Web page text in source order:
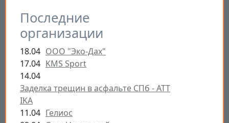
Последние
организации
18.04 ООО "Эко-Дах"
17.04 KMS Sport
14.04
Заделка трещин в асфальте СПб - ATT
IKA
11.04 Гелиос